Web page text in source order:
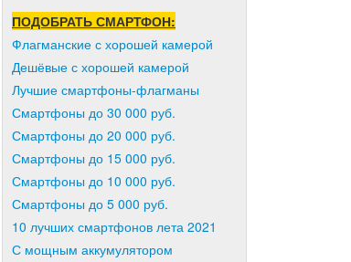
ПОДОБРАТЬ СМАРТФОН:
Флагманские с хорошей камерой
Дешёвые с хорошей камерой
Лучшие смартфоны-флагманы
Смартфоны до 30 000 руб.
Смартфоны до 20 000 руб.
Смартфоны до 15 000 руб.
Смартфоны до 10 000 руб.
Смартфоны до 5 000 руб.
10 лучших смартфонов лета 2021
С мощным аккумулятором